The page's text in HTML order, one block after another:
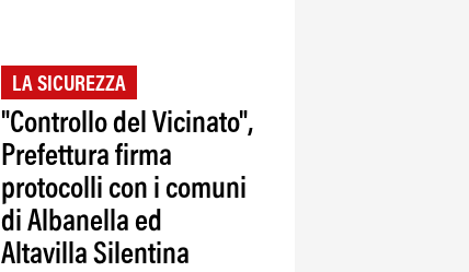
LA SICUREZZA
"Controllo del Vicinato",
Prefettura firma
protocolli con i comuni
di Albanella ed
Altavilla Silentina